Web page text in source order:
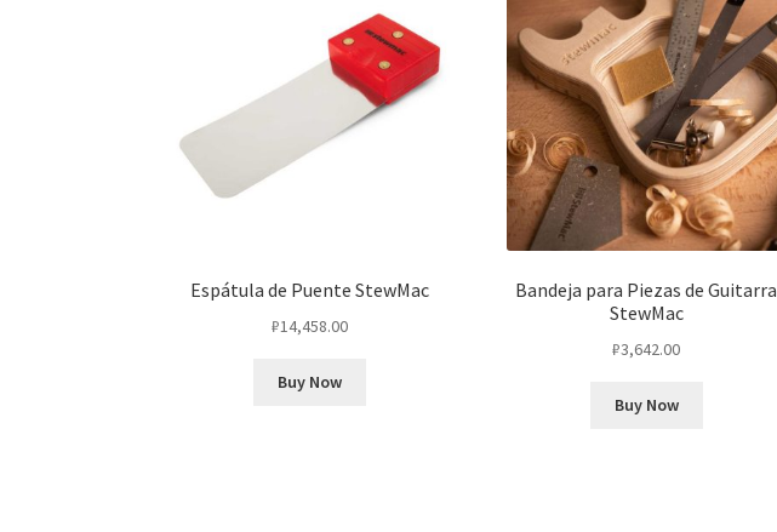
Espátula de Puente StewMac
₽14,458.00
Buy Now
Bandeja para Piezas de Guitarra
StewMac
₽3,642.00
Buy Now